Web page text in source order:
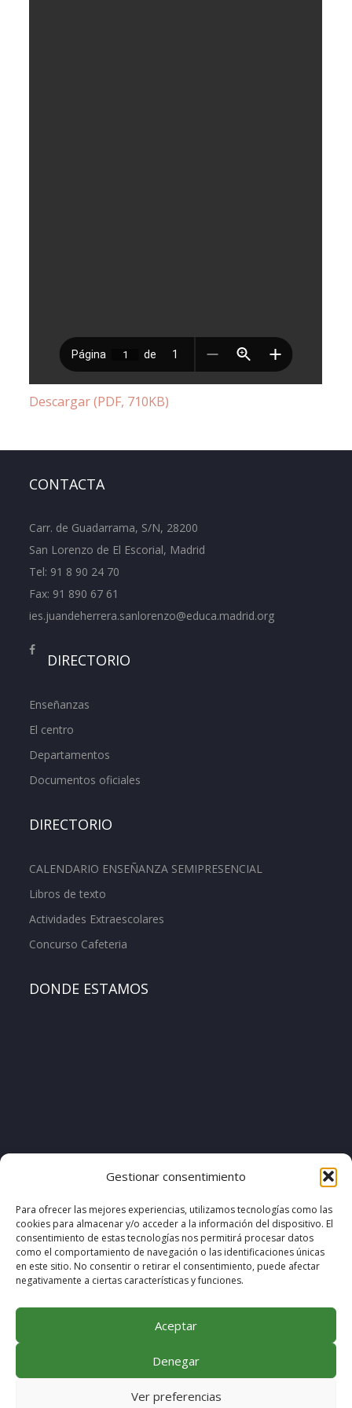
Gestionar consentimiento
Para ofrecer las mejores experiencias, utilizamos tecnologías como las
cookies para almacenar y/o acceder a la información del dispositivo. El
consentimiento de estas tecnologías nos permitirá procesar datos
como el comportamiento de navegación o las identificaciones únicas
en este sitio. No consentir o retirar el consentimiento, puede afectar
negativamente a ciertas características y funciones.
Aceptar
Denegar
Ver preferencias
Descargar (PDF, 710KB)
CONTACTA
Carr. de Guadarrama, S/N, 28200
San Lorenzo de El Escorial, Madrid
Tel: 91 8 90 24 70
Fax: 91 890 67 61
ies.juandeherrera.sanlorenzo@educa.madrid.org
DIRECTORIO
Enseñanzas
El centro
Departamentos
Documentos oficiales
DIRECTORIO
CALENDARIO ENSEÑANZA SEMIPRESENCIAL
Libros de texto
Actividades Extraescolares
Concurso Cafeteria
DONDE ESTAMOS
© COPYRIGHT 2020. DISEÑO & DESARROLLO POR
MEGABIT COMUNICACIÓN